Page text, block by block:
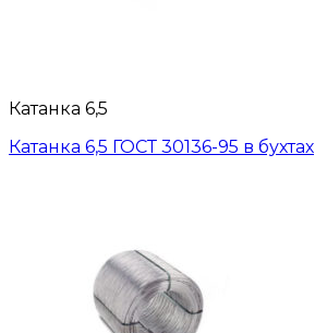
Катанка 6,5
Катанка 6,5 ГОСТ 30136-95 в бухтах